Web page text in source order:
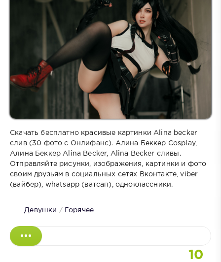
Скачать бесплатно красивые картинки Alina becker
слив (30 фото с Онлифанс). Алина Беккер Cosplay,
Алина Беккер Alina Becker, Alina Becker сливы.
Отправляйте рисунки, изображения, картинки и фото
своим друзьям в социальных сетях Вконтакте, viber
(вайбер), whatsapp (ватсап), одноклассники.
Девушки / Горячее
10